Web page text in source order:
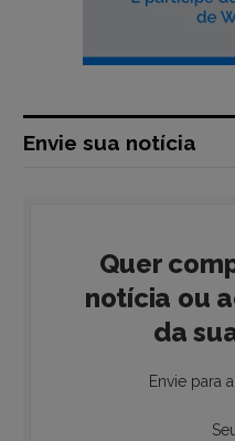
Envie sua notícia
Quer
notícia ou
da
Envie para